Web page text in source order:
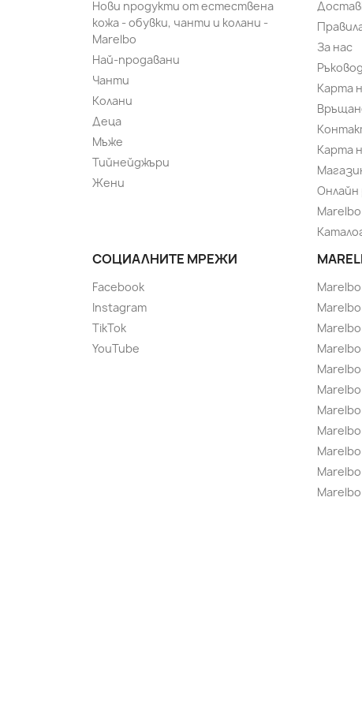
Нови продукти от естествена
кожа - обувки, чанти и колани -
Marelbo
Най-продавани
Чанти
Колани
Деца
Мъже
Тийнейджъри
Жени
За нас
Карта
Карта
Онлайн
СОЦИАЛНИТЕ МРЕЖИ
Facebook
Instagram
TikTok
YouTube